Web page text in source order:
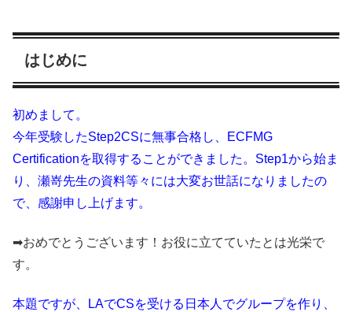
はじめに
初めまして。
今年受験したStep2CSに無事合格し、ECFMG
Certificationを取得することができました。Step1から始ま
り、瀬嵜先生の資料等々には大変お世話になりましたの
で、感謝申し上げます。
➡おめでとうございます！お役に立てていたとは光栄で
す。
本題ですが、LAでCSを受ける日本人でグループを作り、